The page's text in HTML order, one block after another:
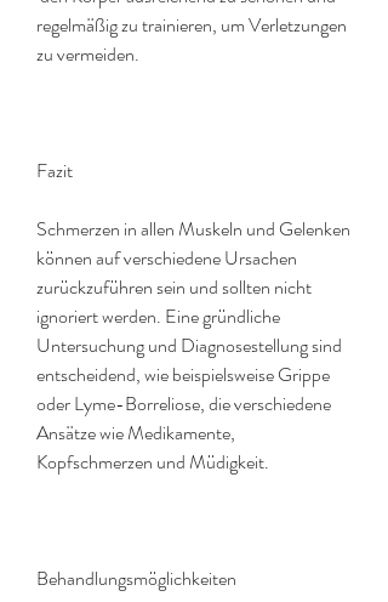
regelmäßig zu trainieren, um Verletzungen
zu vermeiden.
Fazit
Schmerzen in allen Muskeln und Gelenken
können auf verschiedene Ursachen
zurückzuführen sein und sollten nicht
ignoriert werden. Eine gründliche
Untersuchung und Diagnosestellung sind
entscheidend, wie beispielsweise Grippe
oder Lyme-Borreliose, die verschiedene
Ansätze wie Medikamente,
Kopfschmerzen und Müdigkeit.
Behandlungsmöglichkeiten